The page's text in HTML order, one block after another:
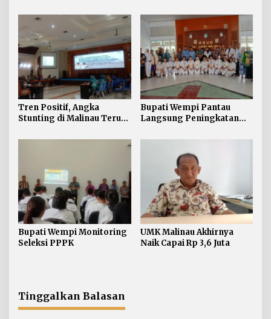
Tren Positif, Angka
Stunting di Malinau Terus
Bupati Wempi Pantau
Langsung Peningkatan
Bupati Wempi Monitoring
Seleksi PPPK
UMK Malinau Akhirnya
Naik Capai Rp 3,6 Juta
Tinggalkan Balasan